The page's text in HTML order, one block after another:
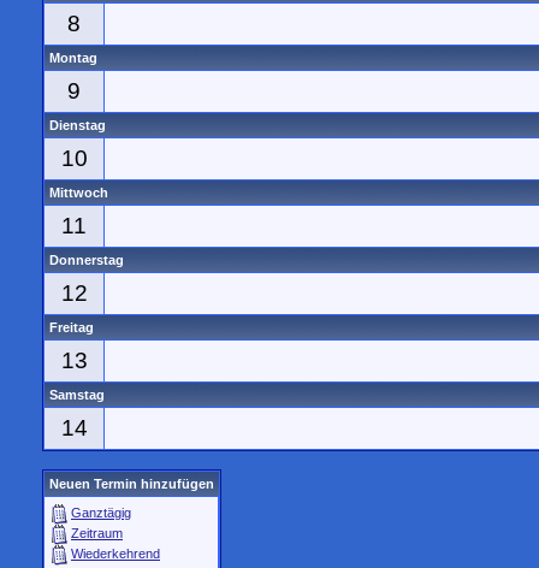
8
Montag
9
Dienstag
10
Mittwoch
11
Donnerstag
12
Freitag
13
Samstag
14
Neuen Termin hinzufügen
Ganztägig
Zeitraum
Wiederkehrend